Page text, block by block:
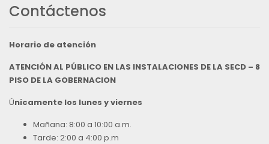
Contáctenos
Horario de atención
ATENCIÓN AL PÚBLICO EN LAS INSTALACIONES DE LA SECD – 8
PISO DE LA GOBERNACION
Únicamente los lunes y viernes
Mañana: 8:00 a 10:00 a.m.
Tarde: 2:00 a 4:00 p.m